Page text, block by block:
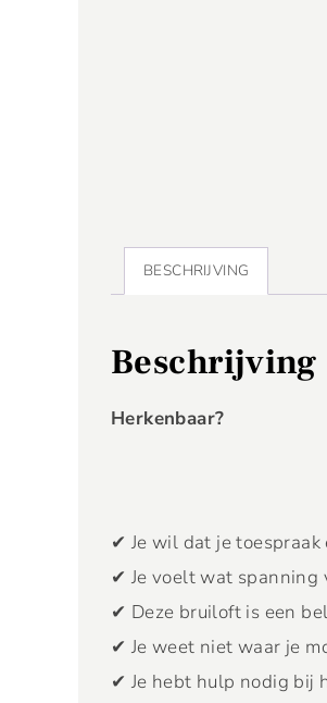
BESCHRIJVING
Beschrijving
Herkenbaar?
✔ Je wil dat je
✔ Je voelt wat spanning
✔ Deze bruiloft is een
✔ Je weet niet waar je
✔ Je hebt hulp nodig bij